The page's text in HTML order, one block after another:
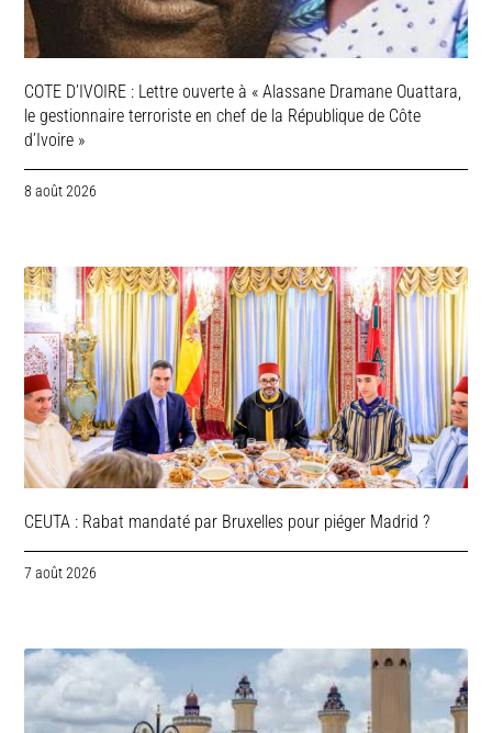
COTE D’IVOIRE : Lettre ouverte à « Alassane Dramane Ouattara,
le gestionnaire terroriste en chef de la République de Côte
d’Ivoire »
8 août 2026
CEUTA : Rabat mandaté par Bruxelles pour piéger Madrid ?
7 août 2026